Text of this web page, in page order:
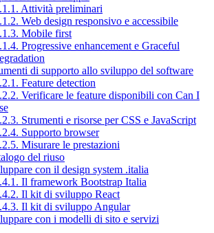
Attività preliminari
Web design responsivo e accessibile
Mobile first
Progressive enhancement e Graceful
di supporto allo sviluppo del software
Feature detection
Verificare le feature disponibili con Can I
Strumenti e risorse per CSS e JavaScript
Supporto browser
Misurare le prestazioni
del riuso
con il design system .italia
Il framework Bootstrap Italia
Il kit di sviluppo React
Il kit di sviluppo Angular
con i modelli di sito e servizi